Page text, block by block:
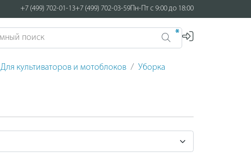
+7 (499) 702-01-13+7 (499) 702-03-59Пн-Пт с 9:00 до 18:00
*
Для культиваторов и мотоблоков
Уборка